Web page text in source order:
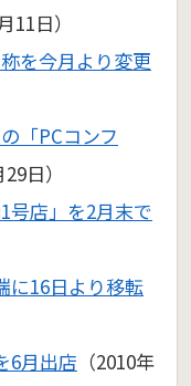
11日）
を今月より変更
「PCコンフ
日）
号店」を2月末で
に16日より移転
6月出店 （2010年